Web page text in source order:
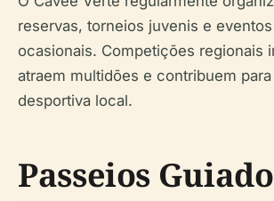
reservas, torneios juvenis e
ocasionais. Competições regionais
atraem multidões e contribuem
desportiva local.
Passeios